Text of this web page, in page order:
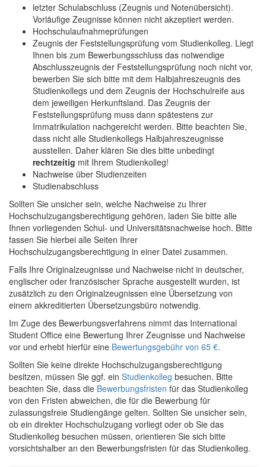
letzter Schulabschluss (Zeugnis und Notenübersicht).
Vorläufige Zeugnisse können nicht akzeptiert werden.
Hochschulaufnahmeprüfungen
Zeugnis der Feststellungsprüfung vom Studienkolleg. Liegt
Ihnen bis zum Bewerbungsschluss das notwendige
Abschlusszeugnis der Feststellungsprüfung noch nicht vor,
bewerben Sie sich bitte mit dem Halbjahreszeugnis des
Studienkollegs und dem Zeugnis der Hochschulreife aus
dem jeweiligen Herkunftsland. Das Zeugnis der
Feststellungsprüfung muss dann spätestens zur
Immatrikulation nachgereicht werden. Bitte beachten Sie,
dass nicht alle Studienkollegs Halbjahreszeugnisse
ausstellen. Daher klären Sie dies bitte unbedingt
rechtzeitig mit Ihrem Studienkolleg!
Nachweise über Studienzeiten
Studienabschluss
Sollten Sie unsicher sein, welche Nachweise zu Ihrer
Hochschulzugangsberechtigung gehören, laden Sie bitte alle
Ihnen vorliegenden Schul- und Universitätsnachweise hoch. Bitte
fassen Sie hierbei alle Seiten Ihrer
Hochschulzugangsberechtigung in einer Datei zusammen.
Falls Ihre Originalzeugnisse und Nachweise nicht in deutscher,
englischer oder französischer Sprache ausgestellt wurden, ist
zusätzlich zu den Originalzeugnissen eine Übersetzung von
einem akkreditierten Übersetzungsbüro notwendig.
Im Zuge des Bewerbungsverfahrens nimmt das International
Student Office eine Bewertung Ihrer Zeugnisse und Nachweise
vor und erhebt hierfür eine Bewertungsgebühr von 65 €.
Sollten Sie keine direkte Hochschulzugangsberechtigung
besitzen, müssen Sie ggf. ein Studienkolleg besuchen. Bitte
beachten Sie, dass die Bewerbungsfristen für das Studienkolleg
von den Fristen abweichen, die für die Bewerbung für
zulassungsfreie Studiengänge gelten. Sollten Sie unsicher sein,
ob ein direkter Hochschulzugang vorliegt oder ob Sie das
Studienkolleg besuchen müssen, orientieren Sie sich bitte
vorsichtshalber an den Bewerbungsfristen für das Studienkolleg.